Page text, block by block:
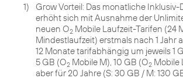
1)
Grow Vorteil: Das monatliche
erhöht sich mit Ausnahme der
neuen O2 Mobile Laufzeit-Tarifen (24
Mindestlaufzeit) erstmals nach 1 Jahr
12 Monate tarifabhängig um jeweils 1
5 GB (O2 Mobile M), 10 GB (O2 Mobile
aber für 20 Jahre (S: 30 GB / M: 130